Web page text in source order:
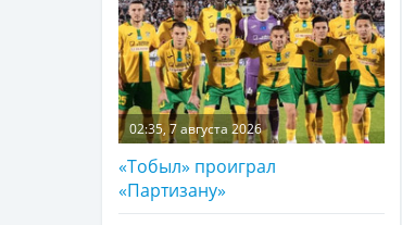
02:35, 7 августа 2026
«Тобыл» проиграл
«Партизану»